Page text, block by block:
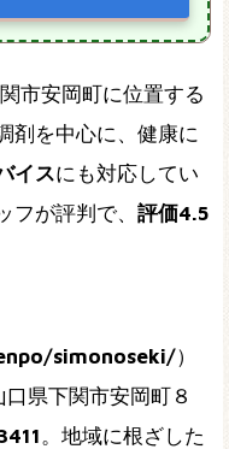
市安岡町に位置する
剤を中心に、健康に
イスにも対応してい
フが評判で、 評価4.5
simonoseki/）
県下関市安岡町８
。地域に根ざした